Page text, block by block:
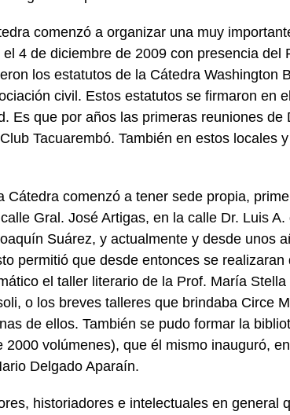
comenzó a organizar una muy
4 de diciembre de 2009 con presencia del
los estatutos de la Cátedra Washington
civil. Estos estatutos se firmaron en
Es que por años las primeras reuniones de
Tacuarembó. También en estos locales
Cátedra comenzó a tener sede propia,
Gral. José Artigas, en la calle Dr. Luis
Suárez, y actualmente y desde unos
permitió que desde entonces se realizaran
el taller literario de la Prof. María
o los breves talleres que brindaba Circe
de ellos. También se pudo formar la
2000 volúmenes), que él mismo inauguró,
Delgado Aparaín.
historiadores e intelectuales en general